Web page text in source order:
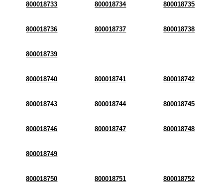
800018733 800018734 800018735
800018736 800018737 800018738
800018739
800018740 800018741 800018742
800018743 800018744 800018745
800018746 800018747 800018748
800018749
800018750 800018751 800018752